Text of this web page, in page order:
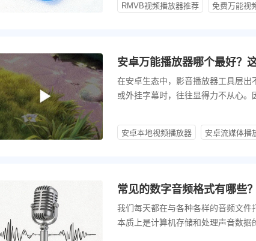
RMVB视频播放器推荐 免费万能视
安卓万能播放器哪个最好？
在安卓生态中，影音播放器工具层
或外挂字幕时，往往显得力不从心。
安卓本地视频播放器 安卓流媒体播
常见的数字音频格式有哪些
我们每天都在与各种各样的音频文
本质上是计算机存储和处理声音数据